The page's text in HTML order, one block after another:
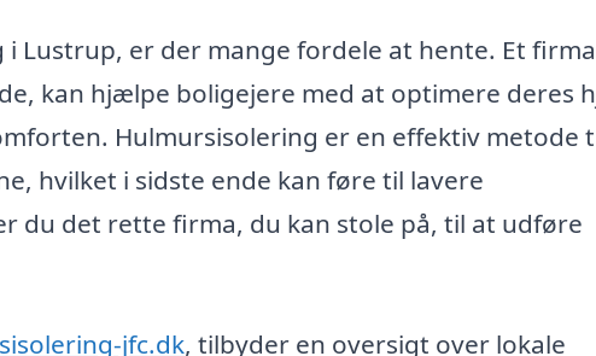
Lustrup, er der mange fordele at hente. Et
kan hjælpe boligejere med at optimere deres
Hulmursisolering er en effektiv metode
hvilket i sidste ende kan føre til lavere
du det rette firma, du kan stole på, til at udføre
jfc.dk, tilbyder en oversigt over lokale